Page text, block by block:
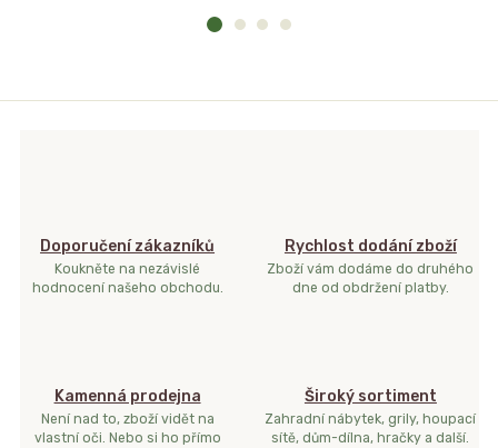
Doporučení zákazníků
Koukněte na nezávislé
hodnocení našeho obchodu.
Rychlost dodání zboží
Zboží vám dodáme do druhého
dne od obdržení platby.
Kamenná prodejna
Není nad to, zboží vidět na
vlastní oči. Nebo si ho přímo
Široký sortiment
Zahradní nábytek, grily, houpací
sítě, dům-dílna, hračky a další.